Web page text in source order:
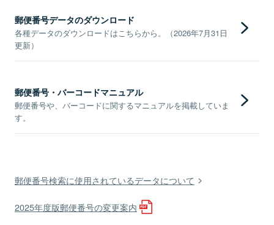
郵便番号データのダウンロード
各種データのダウンロードはこちらから。（2026年7月31日
更新）
郵便番号・バーコードマニュアル
郵便番号や、バーコードに関するマニュアルを掲載していま
す。
郵便番号検索に使用されているデータについて
2025年度版郵便番号の変更案内